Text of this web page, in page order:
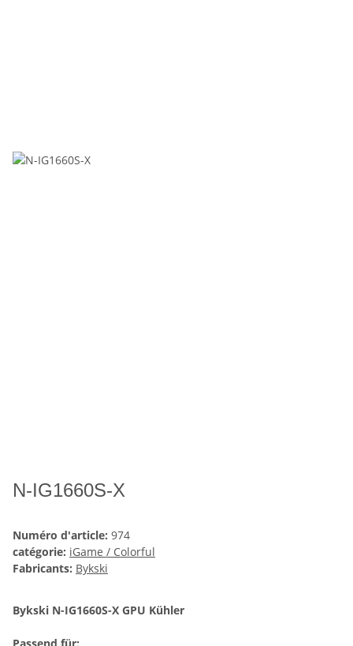
N-IG1660S-X
Numéro d'article: 974
catégorie: iGame / Colorful
Fabricants: Bykski
Bykski N-IG1660S-X GPU Kühler
Passend für: